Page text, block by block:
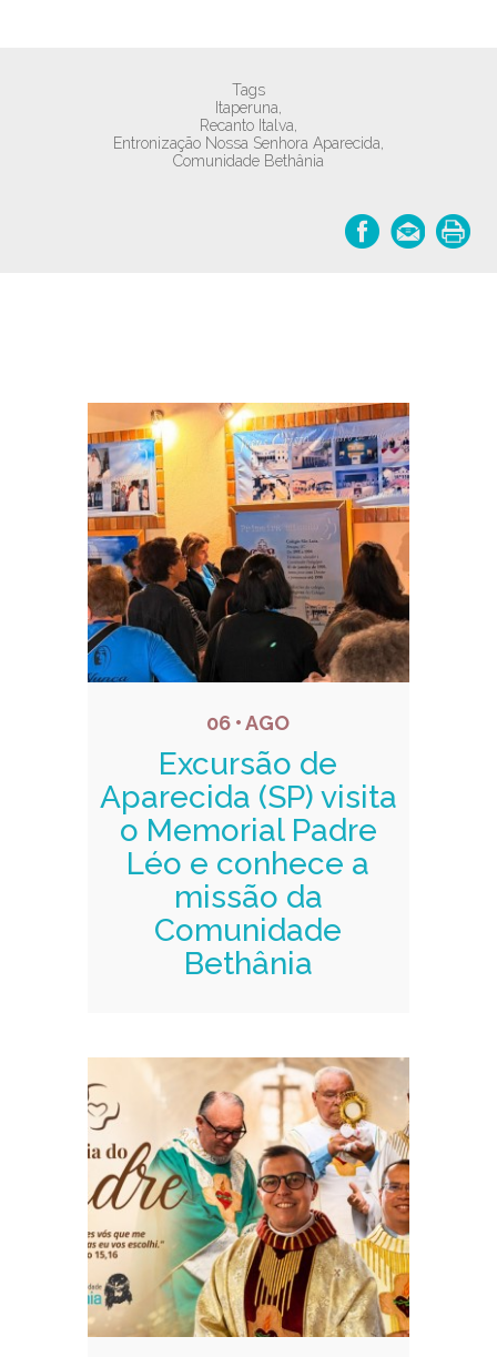
Tags
Itaperuna,
Recanto Italva,
Entronização Nossa Senhora Aparecida,
Comunidade Bethânia
Notícias relacionadas
06 • AGO
Excursão de
Aparecida (SP) visita
o Memorial Padre
Léo e conhece a
missão da
Comunidade
Bethânia